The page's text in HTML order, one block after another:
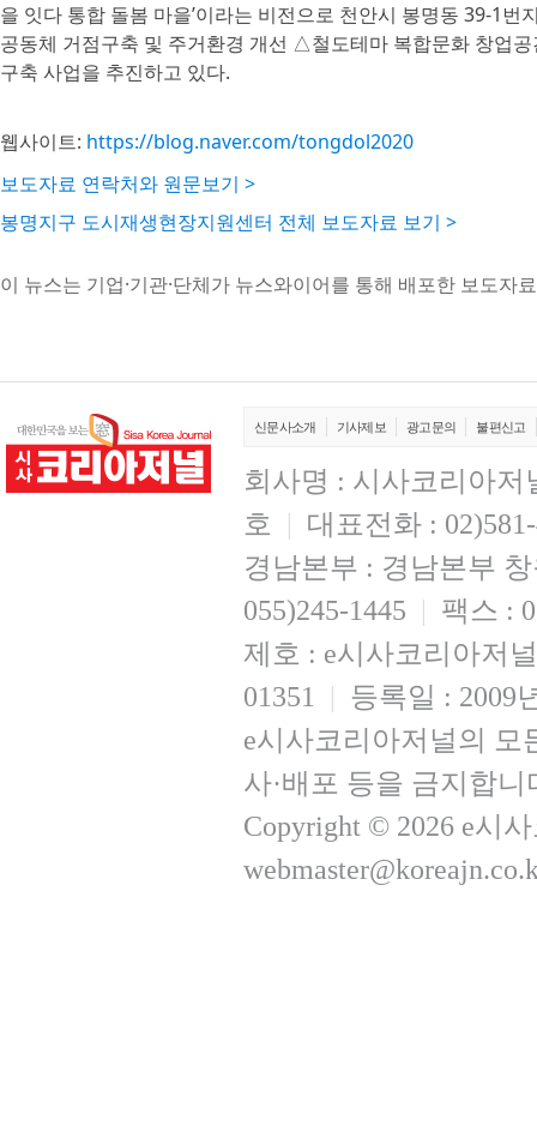
을 잇다 통합 돌봄 마을’이라는 비전으로 천안시 봉명동 39-1
공동체 거점구축 및 주거환경 개선 △철도테마 복합문화 창업
구축 사업을 추진하고 있다.
웹사이트: https://blog.naver.com/tongdol2020
보도자료 연락처와 원문보기 >
봉명지구 도시재생현장지원센터 전체 보도자료 보기 >
이 뉴스는 기업·기관·단체가 뉴스와이어를 통해 배포한 보도자